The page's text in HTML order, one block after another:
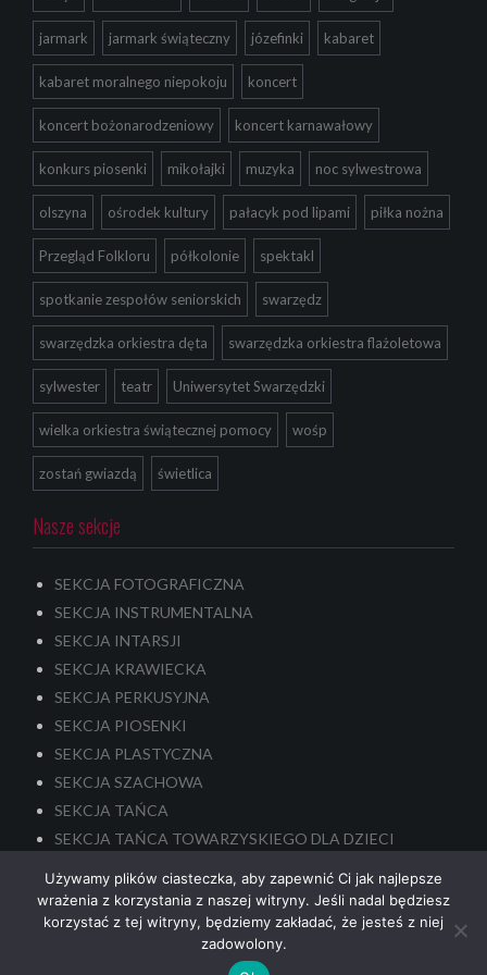
jarmark jarmark świąteczny józefinki kabaret
kabaret moralnego niepokoju koncert
koncert bożonarodzeniowy koncert karnawałowy
konkurs piosenki mikołajki muzyka noc sylwestrowa
olszyna ośrodek kultury pałacyk pod lipami piłka nożna
Przegląd Folkloru półkolonie spektakl
spotkanie zespołów seniorskich swarzędz
swarzędzka orkiestra dęta swarzędzka orkiestra flażoletowa
sylwester teatr Uniwersytet Swarzędzki
wielka orkiestra świątecznej pomocy wośp
zostań gwiazdą świetlica
Nasze sekcje
SEKCJA FOTOGRAFICZNA
SEKCJA INSTRUMENTALNA
SEKCJA INTARSJI
SEKCJA KRAWIECKA
SEKCJA PERKUSYJNA
SEKCJA PIOSENKI
SEKCJA PLASTYCZNA
SEKCJA SZACHOWA
SEKCJA TAŃCA
SEKCJA TAŃCA TOWARZYSKIEGO DLA DZIECI
SENIORALNA SEKCJA TEATRALNA
Używamy plików ciasteczka, aby zapewnić Ci jak najlepsze
wrażenia z korzystania z naszej witryny. Jeśli nadal będziesz
korzystać z tej witryny, będziemy zakładać, że jesteś z niej
zadowolony.